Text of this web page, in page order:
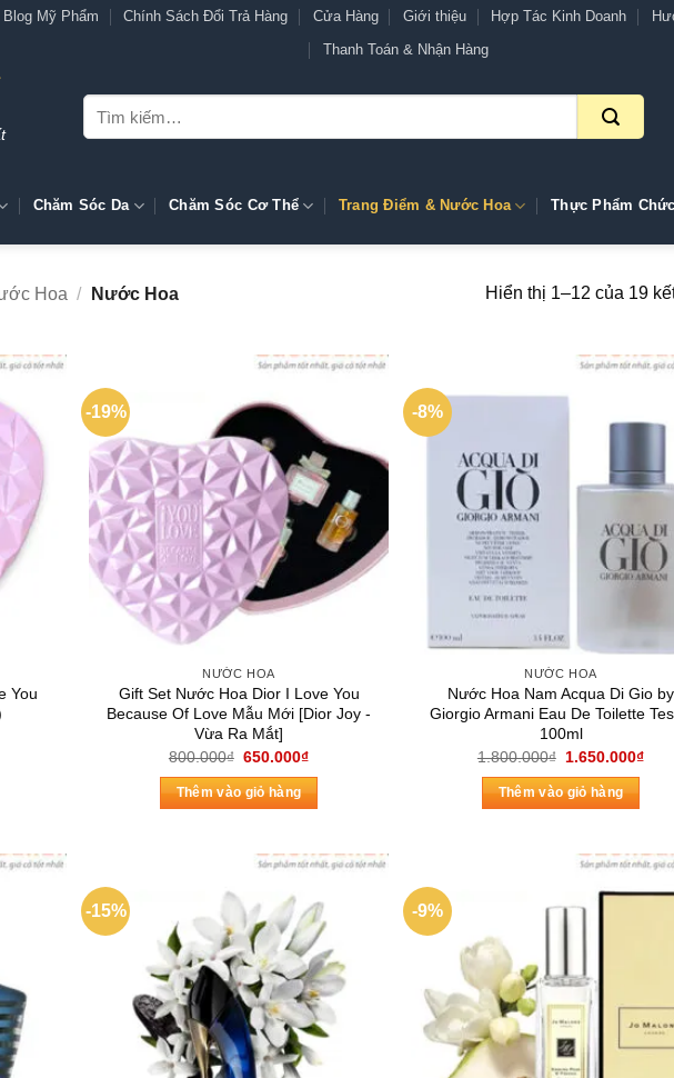
Blog Mỹ Phẩm Chính Sách Đổi Trả Hàng Cửa Hàng Giới thiệu Hợp Tác Kinh Doanh
Thanh Toán & Nhận Hàng
Tìm
kiếm:
Chăm Sóc Da Chăm Sóc Cơ Thể Trang Điểm & Nước Hoa Thực Phẩm
Hoa / Nước Hoa Hiển thị 1–12 của 19
You
-19%
NƯỚC HOA
Gift Set Nước Hoa Dior I Love You
Because Of Love Mẫu Mới [Dior Joy -
Vừa Ra Mắt]
800.000₫ Giá
là:
800.000₫.
650.000₫Giá
Thêm vào giỏ hàng
-8%
NƯỚC HOA
Nước Hoa Nam Acqua Di Gio by
Giorgio Armani Eau De Toilette
100ml
1.800.000₫ Giá
là:
1.800.000₫.
1.650.000₫Giá
Thêm vào giỏ hàng
-15% -9%